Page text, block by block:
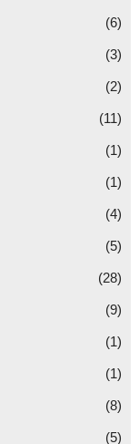
(6)
(3)
(2)
(11)
(1)
(1)
(4)
(5)
(28)
(9)
(1)
(1)
(8)
(5)